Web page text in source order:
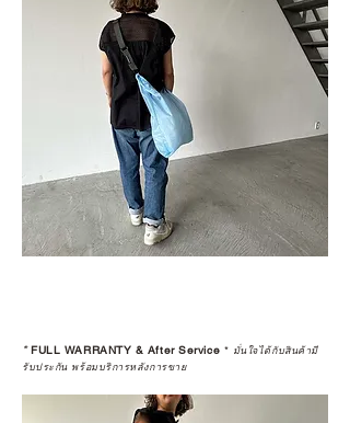
*FULL WARRANTY & After Service * มั่นใจได้กับสินค้ามี
รับประกัน พร้อมบริการหลังการขาย